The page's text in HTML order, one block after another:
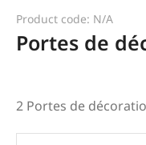
Product code: N/A
Portes de
2 Portes de